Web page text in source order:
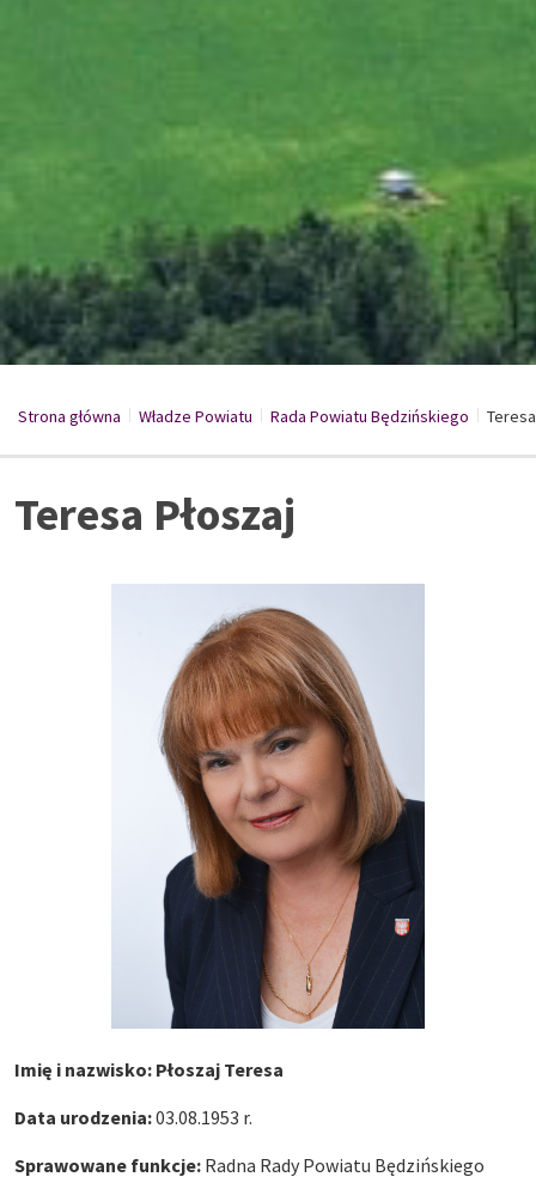
Strona główna /
Władze Powiatu /
Rada Powiatu Będzińskiego /
Teresa Płoszaj
Imię i nazwisko: Płoszaj Teresa
Data urodzenia:03.08.1953 r.
Sprawowane funkcje: Radna Rady Powiatu Będzińskiego